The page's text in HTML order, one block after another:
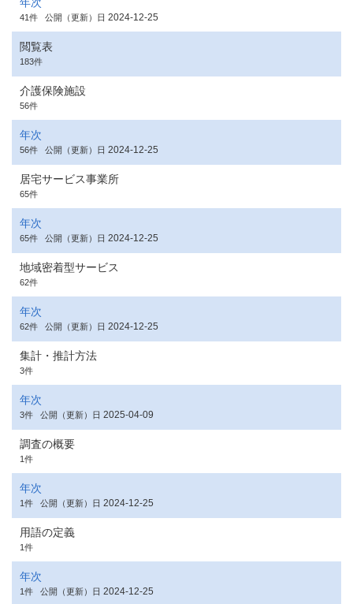
年次
41件 公開（更新）日 2024-12-25
閲覧表
183件
介護保険施設
56件
年次
56件 公開（更新）日 2024-12-25
居宅サービス事業所
65件
年次
65件 公開（更新）日 2024-12-25
地域密着型サービス
62件
年次
62件 公開（更新）日 2024-12-25
集計・推計方法
3件
年次
3件 公開（更新）日 2025-04-09
調査の概要
1件
年次
1件 公開（更新）日 2024-12-25
用語の定義
1件
年次
1件 公開（更新）日 2024-12-25